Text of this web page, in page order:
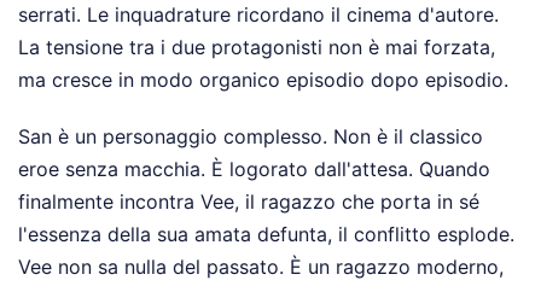
serrati. Le inquadrature ricordano il cinema d'autore.
La tensione tra i due protagonisti non è mai forzata,
ma cresce in modo organico episodio dopo episodio.
San è un personaggio complesso. Non è il classico
eroe senza macchia. È logorato dall'attesa. Quando
finalmente incontra Vee, il ragazzo che porta in sé
l'essenza della sua amata defunta, il conflitto esplode.
Vee non sa nulla del passato. È un ragazzo moderno,